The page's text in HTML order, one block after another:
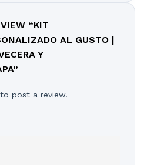
“KIT
AL GUSTO |
Y
to post a review.